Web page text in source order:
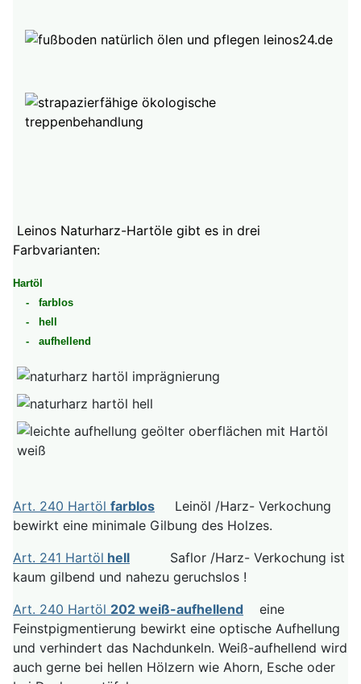
Leinos Naturharz-Hartöle gibt es in drei
Farbvarianten:
Hartöl
- farblos
- hell
- aufhellend
Art. 240 Hartöl farblos Leinöl /Harz- Verkochung
bewirkt eine minimale Gilbung des Holzes.
Art. 241 Hartöl hell Saflor /Harz- Verkochung ist
kaum gilbend und nahezu geruchslos !
Art. 240 Hartöl 202 weiß-aufhellend eine
Feinstpigmentierung bewirkt eine optische Aufhellung
und verhindert das Nachdunkeln. Weiß-aufhellend wird
auch gerne bei hellen Hölzern wie Ahorn, Esche oder